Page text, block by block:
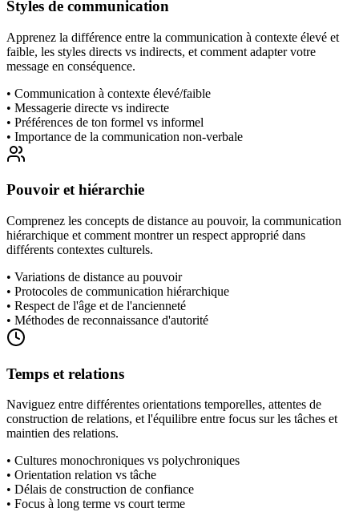
Styles de communication
Apprenez la différence entre la communication à contexte élevé et
faible, les styles directs vs indirects, et comment adapter votre
message en conséquence.
• Communication à contexte élevé/faible
• Messagerie directe vs indirecte
• Préférences de ton formel vs informel
• Importance de la communication non-verbale
Pouvoir et hiérarchie
Comprenez les concepts de distance au pouvoir, la communication
hiérarchique et comment montrer un respect approprié dans
différents contextes culturels.
• Variations de distance au pouvoir
• Protocoles de communication hiérarchique
• Respect de l'âge et de l'ancienneté
• Méthodes de reconnaissance d'autorité
Temps et relations
Naviguez entre différentes orientations temporelles, attentes de
construction de relations, et l'équilibre entre focus sur les tâches et
maintien des relations.
• Cultures monochroniques vs polychroniques
• Orientation relation vs tâche
• Délais de construction de confiance
• Focus à long terme vs court terme